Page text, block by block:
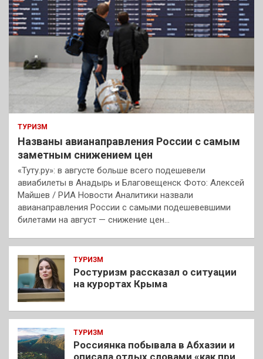
ТУРИЗМ
Названы авианаправления России с самым
заметным снижением цен
«Туту.ру»: в августе больше всего подешевели
авиабилеты в Анадырь и Благовещенск Фото: Алексей
Майшев / РИА Новости Аналитики назвали
авианаправления России с самыми подешевевшими
билетами на август — снижение цен…
ТУРИЗМ
Ростуризм рассказал о ситуации
на курортах Крыма
ТУРИЗМ
Россиянка побывала в Абхазии и
описала отдых словами «как при